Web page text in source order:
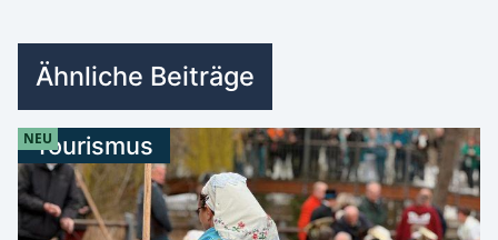
Ähnliche Beiträge
Tourismus
NEU